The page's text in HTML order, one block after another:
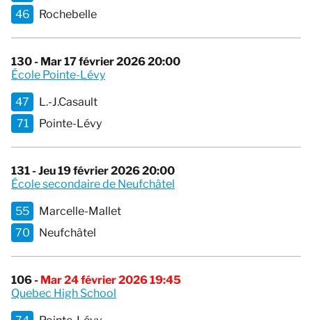
46
Rochebelle
130 - Mar 17 février 2026 20:00
École Pointe-Lévy
47
L.-J.Casault
71
Pointe-Lévy
131 - Jeu 19 février 2026 20:00
École secondaire de Neufchâtel
55
Marcelle-Mallet
70
Neufchâtel
106 - Mar 24 février 2026 19:45
Quebec High School